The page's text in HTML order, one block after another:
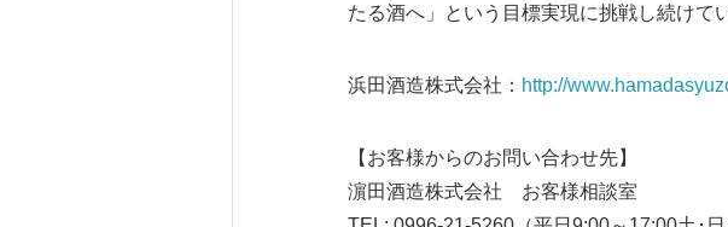
たる酒へ」という目標実現に挑戦し続けて
浜田酒造株式会社： http://
【お客様からのお問い合わせ先】
濵田酒造株式会社 お客様相談室